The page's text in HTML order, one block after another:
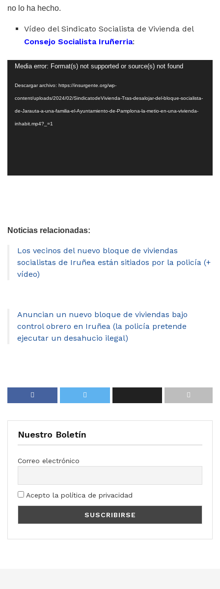
no lo ha hecho.
Vídeo del Sindicato Socialista de Vivienda del
Consejo Socialista Iruñerria:
Reproductor
Media error: Format(s) not supported or source(s) not found
Descargar archivo: https://insurgente.org/wp-
content/uploads/2024/02/SindicatodeVivienda-Tras-desalojar-del-bloque-socialista-
de-Jarauta-a-una-familia-el-Ayuntamiento-de-Pamplona-la-metio-en-una-vivienda-
inhabit.mp4?_=1
Noticias relacionadas:
Los vecinos del nuevo bloque de viviendas
socialistas de Iruñea están sitiados por la policía (+
vídeo)
Anuncian un nuevo bloque de viviendas bajo
control obrero en Iruñea (la policía pretende
ejecutar un desahucio ilegal)
Nuestro Boletín
Correo electrónico
Acepto la política de privacidad